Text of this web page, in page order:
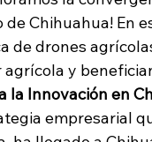
Chihuahua! En
de drones
y
la Innovación en
empresarial